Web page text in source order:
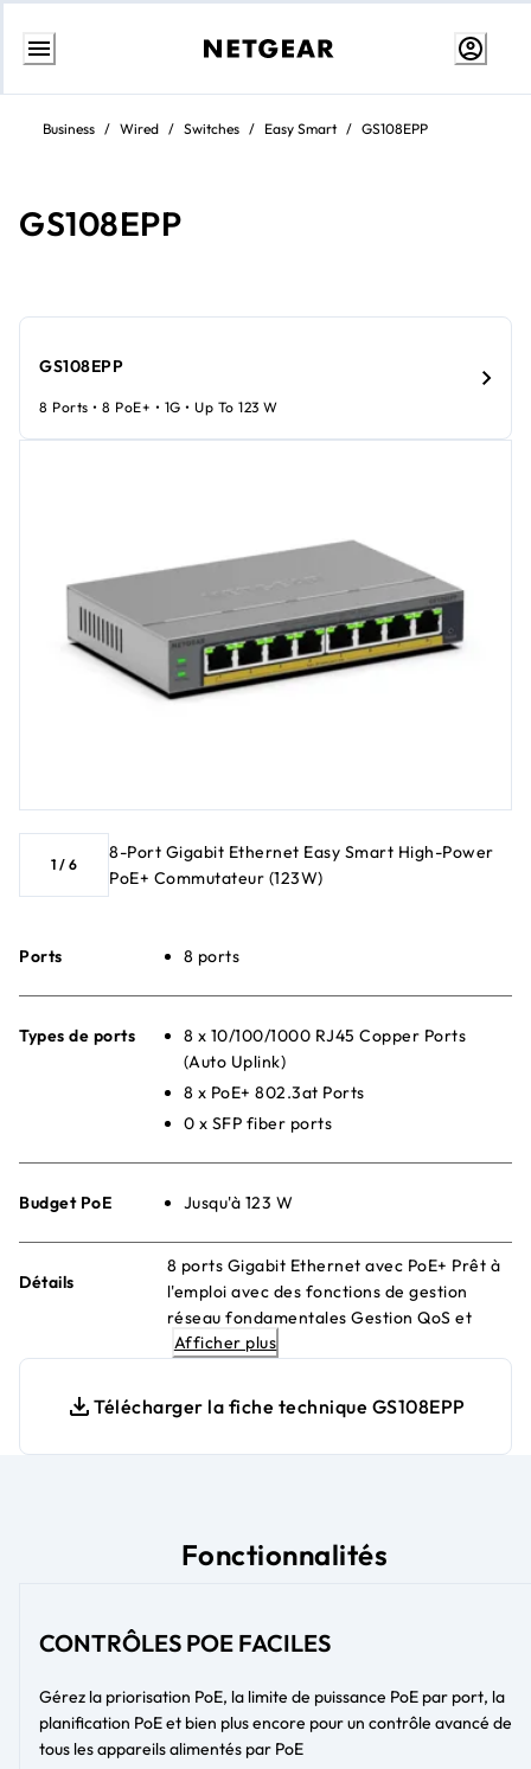
Aller
contenuBusiness / Wired / Switches / Easy Smart / GS108EPP
GS108EPP
1 / 6
8-Port Gigabit Ethernet Easy Smart High-Power
PoE+ Commutateur (123W)
Ports 8 ports
Types de ports
8 x 10/100/1000 RJ45 Copper Ports
(Auto Uplink)
8 x PoE+ 802.3at Ports
0 x SFP fiber ports
Budget PoE Jusqu'à 123 W
Détails
8 ports Gigabit Ethernet avec PoE+ Prêt à
l'emploi avec des fonctions de gestion
réseau fondamentales Gestion QoS et
VLAN Sans ventilateur et silencieux Bureau
Afficher plus
Télécharger la fiche technique GS108EPP
GS108EPP
8 Ports • 8 PoE+ • 1G • Up To 123 W
Fonctionnalités
CONTRÔLES POE FACILES
Gérez la priorisation PoE, la limite de puissance PoE par port, la
planification PoE et bien plus encore pour un contrôle avancé de
tous les appareils alimentés par PoE